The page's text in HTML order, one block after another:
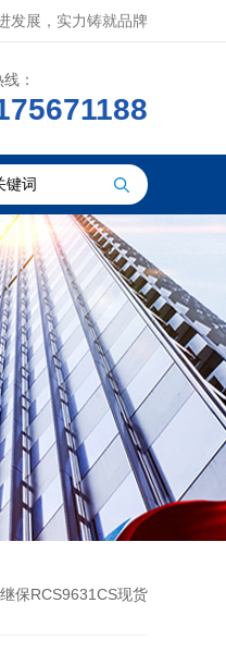
发展，实力铸就品牌
：
保RCS9631CS现货